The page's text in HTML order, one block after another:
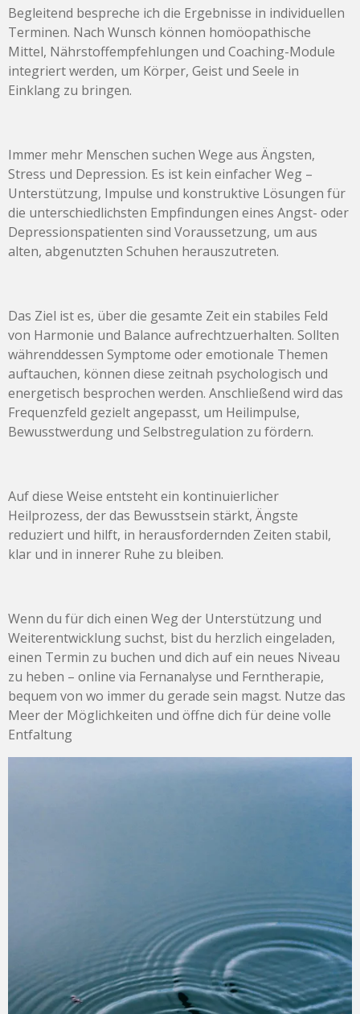
Begleitend bespreche ich die Ergebnisse in individuellen
Terminen. Nach Wunsch können homöopathische
Mittel, Nährstoffempfehlungen und Coaching-Module
integriert werden, um Körper, Geist und Seele in
Einklang zu bringen.
Immer mehr Menschen suchen Wege aus Ängsten,
Stress und Depression. Es ist kein einfacher Weg –
Unterstützung, Impulse und konstruktive Lösungen für
die unterschiedlichsten Empfindungen eines Angst- oder
Depressionspatienten sind Voraussetzung, um aus
alten, abgenutzten Schuhen herauszutreten.
Das Ziel ist es, über die gesamte Zeit ein stabiles Feld
von Harmonie und Balance aufrechtzuerhalten. Sollten
währenddessen Symptome oder emotionale Themen
auftauchen, können diese zeitnah psychologisch und
energetisch besprochen werden. Anschließend wird das
Frequenzfeld gezielt angepasst, um Heilimpulse,
Bewusstwerdung und Selbstregulation zu fördern.
Auf diese Weise entsteht ein kontinuierlicher
Heilprozess, der das Bewusstsein stärkt, Ängste
reduziert und hilft, in herausfordernden Zeiten stabil,
klar und in innerer Ruhe zu bleiben.
Wenn du für dich einen Weg der Unterstützung und
Weiterentwicklung suchst, bist du herzlich eingeladen,
einen Termin zu buchen und dich auf ein neues Niveau
zu heben – online via Fernanalyse und Ferntherapie,
bequem von wo immer du gerade sein magst. Nutze das
Meer der Möglichkeiten und öffne dich für deine volle
Entfaltung